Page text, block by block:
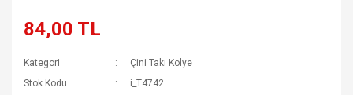
84,00 TL
Kategori
Çini Takı Kolye
Stok Kodu
i_T4742